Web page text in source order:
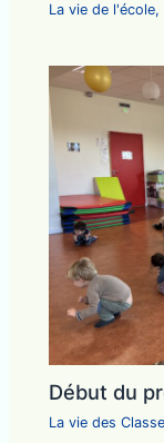
La vie de l'école,
Début du
La vie des